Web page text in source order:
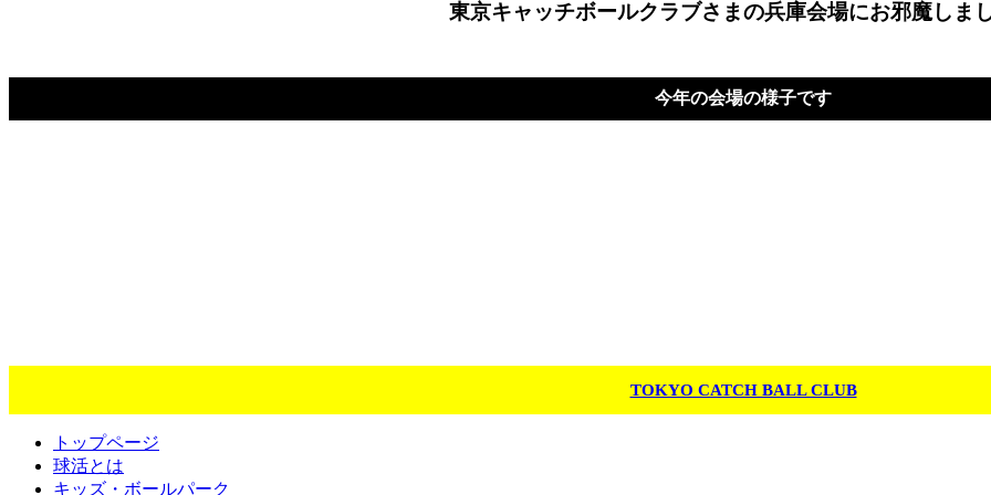
東京キャッチボールクラブさまの兵庫会場にお邪魔しま
今年の会場の様子です
TOKYO CATCH BALL CLUB
トップページ
球活とは
キッズ・ボールパーク